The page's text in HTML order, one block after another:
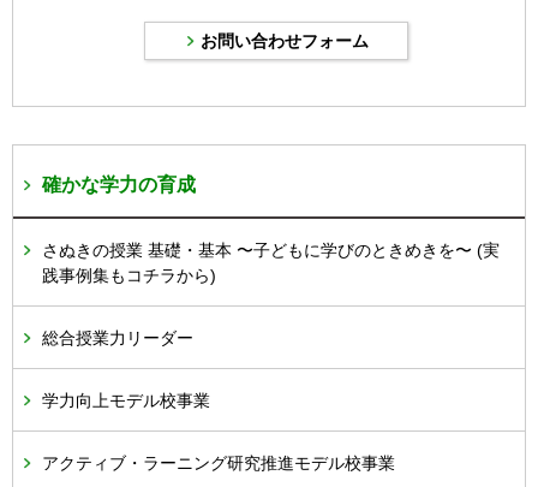
確かな学力の育成
さぬきの授業 基礎・基本 〜子どもに学びのときめきを〜 (実
践事例集もコチラから)
総合授業力リーダー
学力向上モデル校事業
アクティブ・ラーニング研究推進モデル校事業